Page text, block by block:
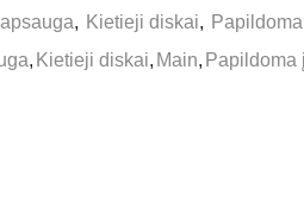
, Kietieji diskai,
, Kietieji diskai, Main, Papildoma